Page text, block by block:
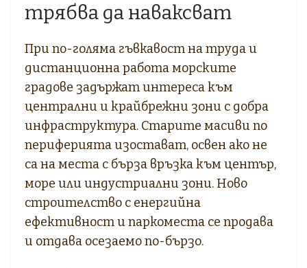
трябва да наваксват
При по-голяма гъвкавост на труда и
дистанционна работа морските
градове задържат интереса към
централни и крайбрежни зони с добра
инфраструктура. Старите масиви по
периферията изостават, освен ако не
са на места с бърза връзка към център,
море или индустриални зони. Ново
строителство с енергийна
ефективност и паркоместа се продава
и отдава осезаемо по-бързо.